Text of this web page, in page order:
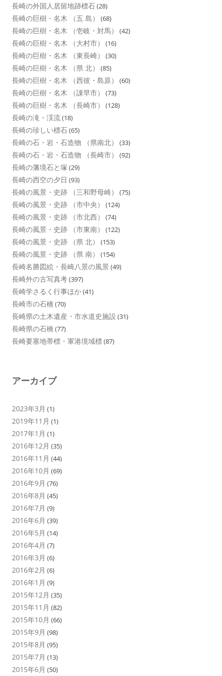
長崎の外国人居留地跡標石(28)
長崎の巨樹・名木 （五 島） (68)
長崎の巨樹・名木 （壱岐・対馬） (42)
長崎の巨樹・名木 （大村市） (16)
長崎の巨樹・名木 （東長崎） (30)
長崎の巨樹・名木 （県 北） (85)
長崎の巨樹・名木 （西彼・島原） (60)
長崎の巨樹・名木 （諌早市） (73)
長崎の巨樹・名木 （長崎市） (128)
長崎の滝・渓流(18)
長崎の珍しい標石(65)
長崎の石・岩・石造物 （県南北） (33)
長崎の石・岩・石造物 （長崎市） (92)
長崎の藩境石と塚 (29)
長崎の西空の夕日 (93)
長崎の風景・史跡 （三和野母崎） (75)
長崎の風景・史跡 （市中央） (124)
長崎の風景・史跡 （市北西） (74)
長崎の風景・史跡 （市東南） (122)
長崎の風景・史跡 （県 北） (153)
長崎の風景・史跡 （県 南） (154)
長崎名勝図絵・長崎八景の風景 (49)
長崎外の古写真考(397)
長崎学さるく行事ほか(41)
長崎市の石橋 (70)
長崎県の土木遺産・市水道史施設 (31)
長崎県の石橋 (77)
長崎要塞地帯標・軍港境域標(87)
アーカイブ
2023年3月 (1)
2019年11月 (1)
2017年1月 (1)
2016年12月 (35)
2016年11月 (44)
2016年10月 (69)
2016年9月 (76)
2016年8月 (45)
2016年7月 (9)
2016年6月 (39)
2016年5月 (14)
2016年4月 (7)
2016年3月 (6)
2016年2月 (6)
2016年1月 (9)
2015年12月 (35)
2015年11月 (82)
2015年10月 (66)
2015年9月 (98)
2015年8月 (95)
2015年7月 (13)
2015年6月 (50)